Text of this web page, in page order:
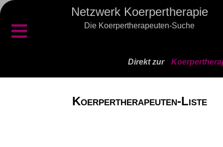
Netzwerk Koerpertherapie
Die Koerpertherapeuten-Suche
≡
Direkt zur
Koerpertherapeuten-Liste